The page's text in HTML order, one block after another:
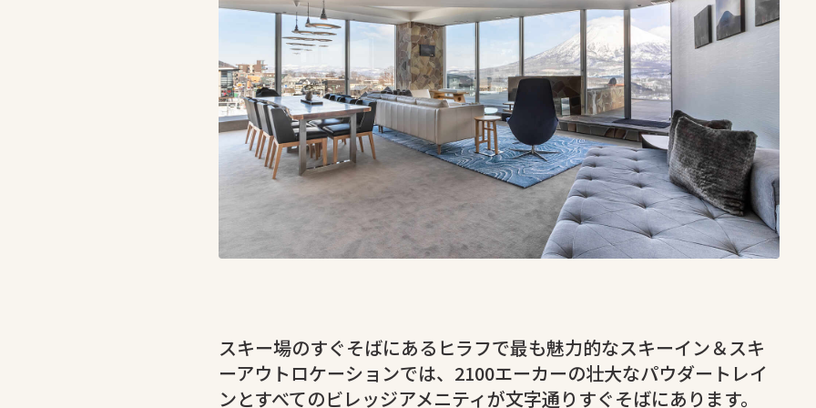
スキー場のすぐそばにあるヒラフで最も魅力的なスキーイン＆スキ
ーアウトロケーションでは、2100エーカーの壮大なパウダートレイ
ンとすべてのビレッジアメニティが文字通りすぐそばにあります。